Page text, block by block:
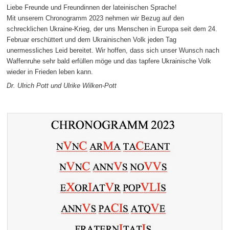
Liebe Freunde und Freundinnen der lateinischen Sprache!
Mit unserem Chronogramm 2023 nehmen wir Bezug auf den
schrecklichen Ukraine-Krieg, der uns Menschen in Europa seit dem 24.
Februar erschüttert und dem Ukrainischen Volk jeden Tag
unermessliches Leid bereitet. Wir hoffen, dass sich unser Wunsch nach
Waffenruhe sehr bald erfüllen möge und das tapfere Ukrainische Volk
wieder in Frieden leben kann.
Dr. Ulrich Pott und Ulrike Wilken-Pott